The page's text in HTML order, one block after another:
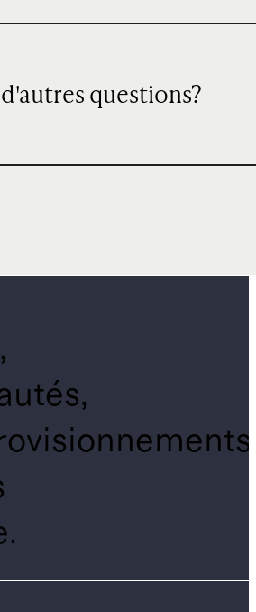
d'autres questions?